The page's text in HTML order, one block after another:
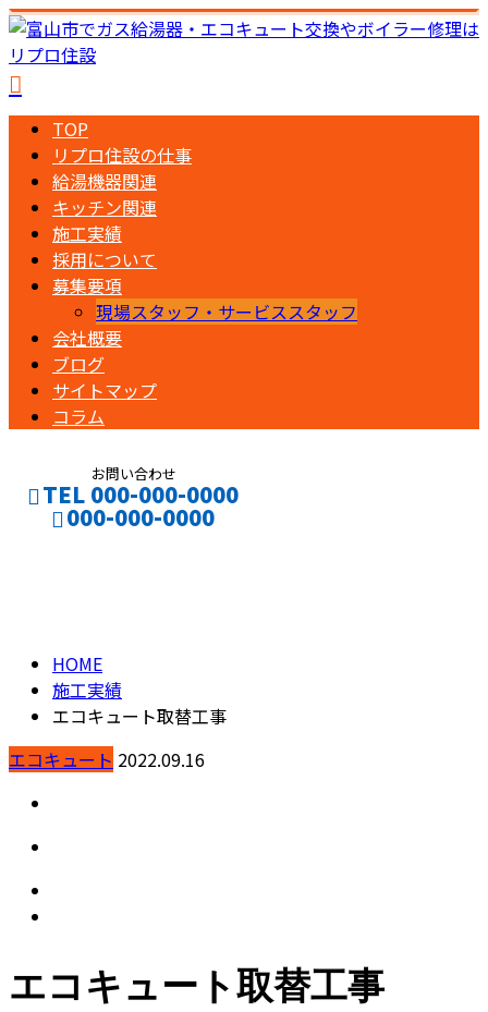
TOP
リプロ住設の仕事
給湯機器関連
キッチン関連
施工実績
採用について
募集要項
現場スタッフ・サービススタッフ
会社概要
ブログ
サイトマップ
コラム
お問い合わせ
TEL 000-000-0000
000-000-0000
HOME
施工実績
エコキュート取替工事
エコキュート 2022.09.16
エコキュート取替工事